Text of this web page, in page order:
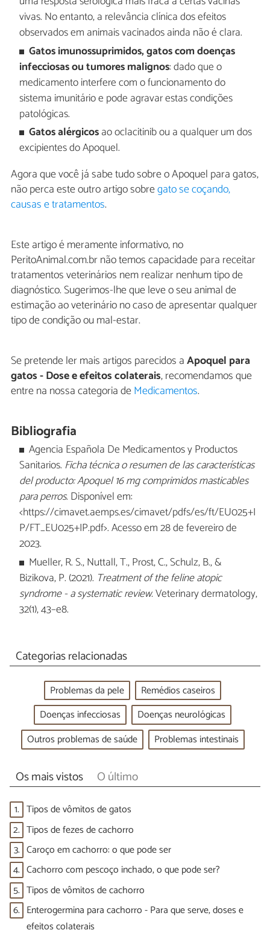
vivas. No entanto, a relevância clínica dos efeitos
observados em animais vacinados ainda não é clara.
Gatos imunossuprimidos, gatos com doenças
infecciosas ou tumores malignos: dado que o
medicamento interfere com o funcionamento do
sistema imunitário e pode agravar estas condições
patológicas.
Gatos alérgicosao oclacitinib ou a qualquer um dos
excipientes do Apoquel.
Agora que você já sabe tudo sobre o Apoquel para gatos,
não perca este outro artigo sobregato se coçando,
causas e tratamentos.
Este artigo é meramente informativo, no
PeritoAnimal.com.br não temos capacidade para receitar
tratamentos veterinários nem realizar nenhum tipo de
diagnóstico. Sugerimos-lhe que leve o seu animal de
estimação ao veterinário no caso de apresentar qualquer
tipo de condição ou mal-estar.
Se pretende ler mais artigos parecidos aApoquel para
gatos - Dose e efeitos colaterais, recomendamos que
entre na nossa categoria deMedicamentos.
Bibliografia
Agencia Española De Medicamentos y Productos
Sanitarios. Ficha técnica o resumen de las características
del producto: Apoquel 16 mg comprimidos masticables
para perros. Disponível em:
<https://cimavet.aemps.es/cimavet/pdfs/es/ft/EU025+I
P/FT_EU025+IP.pdf>. Acesso em 28 de fevereiro de
2023.
Mueller, R. S., Nuttall, T., Prost, C., Schulz, B., &
Bizikova, P. (2021). Treatment of the feline atopic
syndrome - a systematic review.Veterinary dermatology,
32(1), 43–e8.
Categorias relacionadas
Problemas da pele
Remédios caseiros
Doenças infecciosas
Doenças neurológicas
Outros problemas de saúde
Problemas intestinais
Os mais vistos O último
1. Tipos de vômitos de gatos
2. Tipos de fezes de cachorro
3. Caroço em cachorro: o que pode ser
4. Cachorro com pescoço inchado, o que pode ser?
5. Tipos de vômitos de cachorro
6. Enterogermina para cachorro - Para que serve, doses e
efeitos colaterais